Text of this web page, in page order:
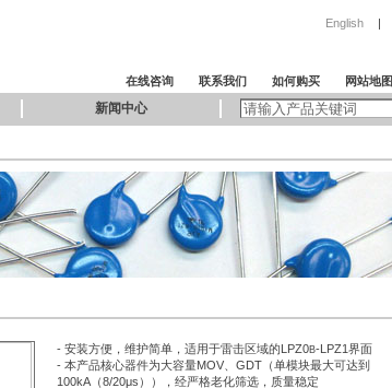
English |
在线咨询 联系我们 如何购买 网站地图
新闻中心
- 安装方便，维护简单，适用于雷击区域的LPZ0B-LPZ1界面
- 本产品核心器件为大容量MOV、GDT（单模块最大可达到
100kA（8/20μs）），经严格老化筛选，质量稳定